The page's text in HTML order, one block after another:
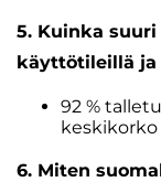
5. Kuinka
käyttötileillä
92 %
keskikorko
6. Miten